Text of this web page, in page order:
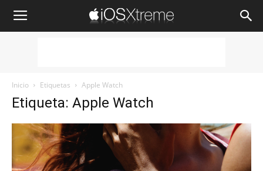
iOSXtreme
Inicio Etiquetas Apple Watch
Etiqueta: Apple Watch